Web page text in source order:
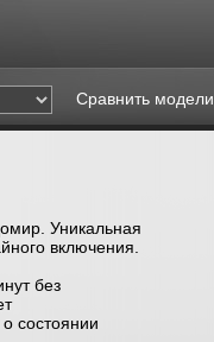
Сравнить модели
Уникальная
включения.
без
состоянии